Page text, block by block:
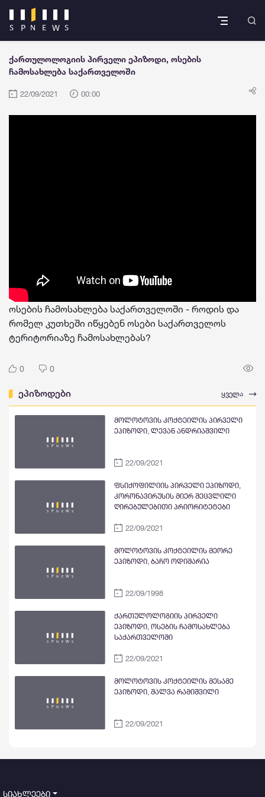
ქართულოლოგიის პირველი ეპიზოდი, ოსების
ჩამოსახლება საქართველოში
22/09/2021 00:00
ოსების ჩამოსახლება საქართველოში - როდის და
რომელ კუთხეში იწყებენ ოსები საქართველოს
ტერიტორიაზე ჩამოსახლებას?
0 0
ეპიზოდები ყველა
მოლოტოვის კოქტეილის პირველი
ეპიზოდი, ლევან ანდრიაშვილი
22/09/2021
ფსიქოფილიის პირველი ეპიზოდი,
კორონავირუსის მიერ შეცვლილი
ღირებულებითი პრიორიტეტები
22/09/2021
მოლოტოვის კოქტეილის მეორე
ეპიზოდი, ბაჩო ოდიშარია
22/09/1998
ქართულოლოგიის პირველი
ეპიზოდი, ოსების ჩამოსახლება
საქართველოში
22/09/2021
მოლოტოვის კოქტეილის მესამე
ეპიზოდი, შალვა რამიშვილი
22/09/2021
სიახლეები